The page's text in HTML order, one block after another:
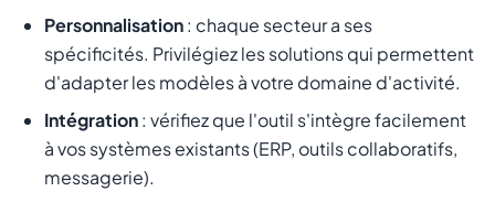
Personnalisation: chaque secteur a ses
spécificités. Privilégiez les solutions qui permettent
d'adapter les modèles à votre domaine d'activité.
Intégration: vérifiez que l'outil s'intègre facilement
à vos systèmes existants (ERP, outils collaboratifs,
messagerie).